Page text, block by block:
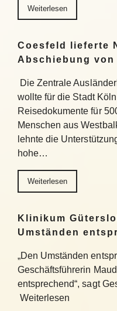
Weiterlesen
Coesfeld lieferte
Abschiebung von
Die Zentrale
wollte für die Stadt
Reisedokumente für
Menschen aus
lehnte die
hohe…
Weiterlesen
Klinikum
Umständen
„Den Umständen
Geschäftsführerin
entsprechend“, sagt
Weiterlesen